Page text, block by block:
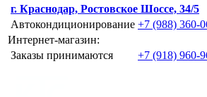
г. Краснодар, Ростовское Шоссе, 34/5
Автокондиционирование +7 (988) 360-
Интернет-магазин:
Заказы принимаются
+7 (918) 960-